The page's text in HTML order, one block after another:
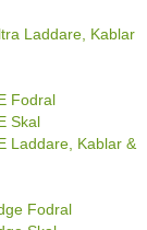
Laddare, Kablar
Fodral
Skal
Laddare, Kablar &
Fodral